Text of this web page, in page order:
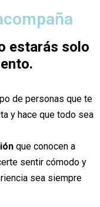
estarás solo
de personas que te
y hace que todo sea
que conocen a
sentir cómodo y
sea siempre